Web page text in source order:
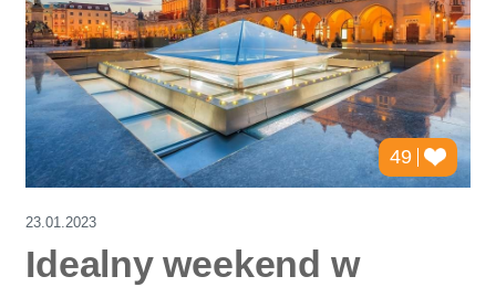
49
23.01.2023
Idealny weekend w